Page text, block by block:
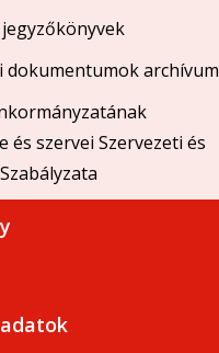
dokumentumok archívum
és szervei Szervezeti és